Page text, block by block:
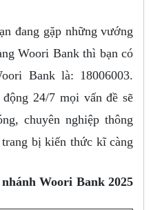
đang gặp những vướng
Woori Bank thì bạn có
Bank là: 18006003.
24/7 mọi vấn đề sẽ
chuyên nghiệp thông
bị kiến thức kĩ càng
Woori Bank 2025